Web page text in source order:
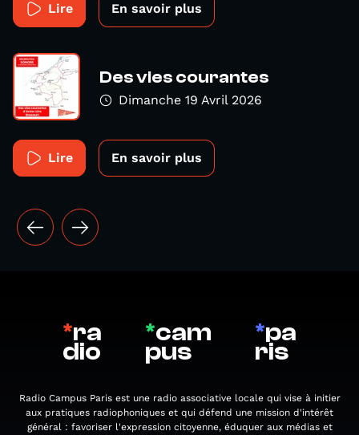
Lire En savoir plus
Des vies courantes
Dimanche 19 Avril 2026
Lire En savoir plus
*ra
dio
*cam
pus
*pa
ris
Radio Campus Paris est une radio associative locale qui vise à initier
aux pratiques radiophoniques et qui défend une mission d'intérêt
général : favoriser l'expression citoyenne, éduquer aux médias et